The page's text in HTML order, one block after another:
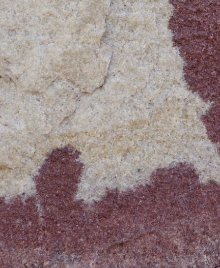
l'hébergement, les activités...
éléments structurants.
Nous disposions d'une somme
hors billets d'avion pour venir/
Des choix et conceptions
change autorisé (donc pas de
ou...), pas non plus de transport
utilisation prépondérante des
en fonctionnant autrement.
Compte-tenu de notre première
sur Internet, de nos goûts et
hébergement serait de l'ordre de